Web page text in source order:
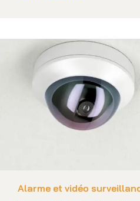
Alarme et vidéo